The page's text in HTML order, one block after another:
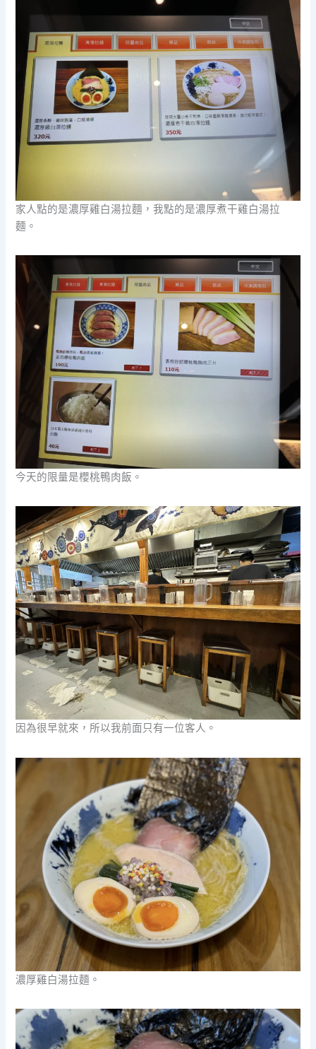
家人點的是濃厚雞白湯拉麵，我點的是濃厚煮干雞白湯拉
麵。
今天的限量是櫻桃鴨肉飯。
因為很早就來，所以我前面只有一位客人。
濃厚雞白湯拉麵。